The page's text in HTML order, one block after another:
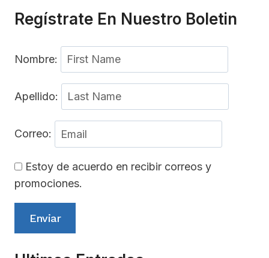
Regístrate En Nuestro Boletin
Nombre:
Apellido:
Correo:
Estoy de acuerdo en recibir correos y
promociones.
Enviar